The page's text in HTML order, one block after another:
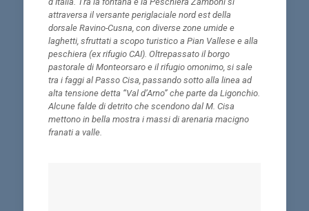
attraversa il versante periglaciale nord est della
dorsale Ravino-Cusna, con diverse zone umide e
laghetti, sfruttati a scopo turistico a Pian Vallese e alla
peschiera (ex rifugio CAI). Oltrepassato il borgo
pastorale di Monteorsaro e il rifugio omonimo, si sale
tra i faggi al Passo Cisa, passando sotto alla linea ad
alta tensione detta “Val d’Arno” che parte da Ligonchio.
Alcune falde di detrito che scendono dal M. Cisa
mettono in bella mostra i massi di arenaria macigno
franati a valle.